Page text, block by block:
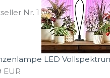
Nr. 1
LED
EUR